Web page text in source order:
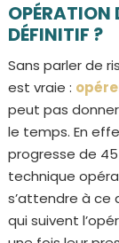
OPÉRATION
DÉFINITIF ?
Sans parler de
est vraie :
peut pas
le temps. En
progresse de
technique
s’attendre à ce
qui suivent